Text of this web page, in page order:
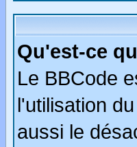
Qu'est-ce
Le BBCode
l'utilisation
aussi le